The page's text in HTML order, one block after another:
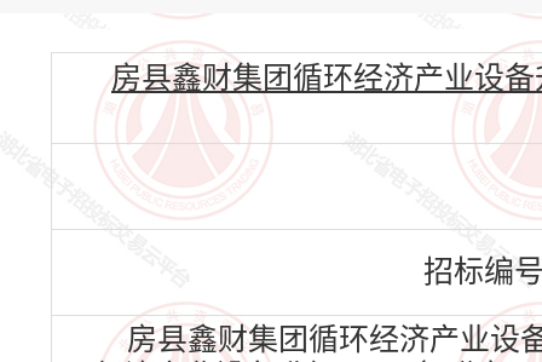
房县鑫财集团循环经济产业设备
招标编
房县鑫财集团循环经济产业设